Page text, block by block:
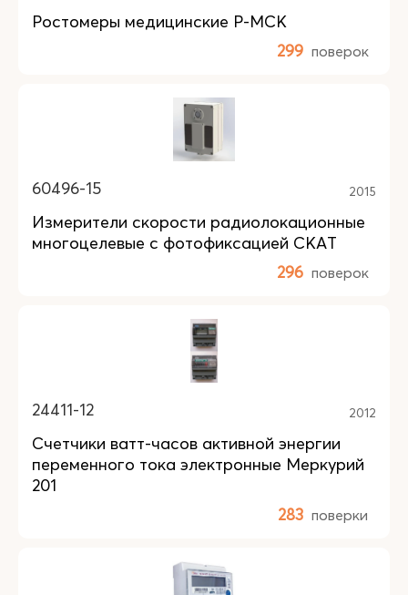
Ростомеры медицинские Р-МСК
299 поверок
60496-15 2015
Измерители скорости радиолокационные
многоцелевые с фотофиксацией СКАТ
296 поверок
24411-12 2012
Счетчики ватт-часов активной энергии
переменного тока электронные Меркурий
201
283 поверки